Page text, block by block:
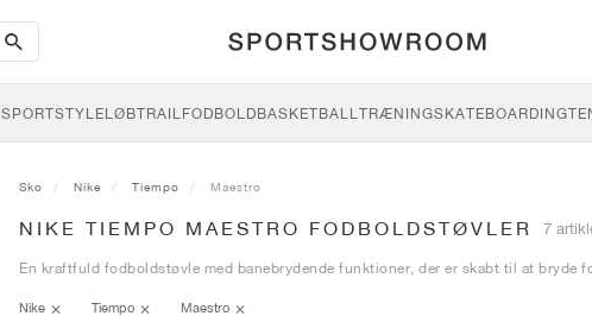
search-
btn
SPORTSTYLELØBTRAILFODBOLDBASKETBALLTRÆNINGSKATEBOARDING
Sko Nike Tiempo Maestro
NIKE TIEMPO MAESTRO FODBOLDSTØVLER 7
En kraftfuld fodboldstøvle med banebrydende funktioner, der er skabt til at bryde
Nike Tiempo Maestro